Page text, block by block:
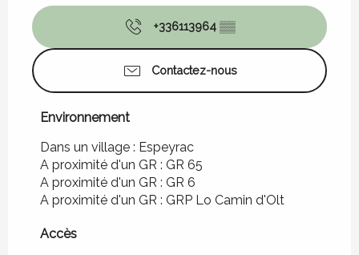
+336113964 ▒▒
Contactez-nous
Environnement
Environnement
Dans un village : Espeyrac
A proximité d'un GR : GR 65
A proximité d'un GR : GR 6
A proximité d'un GR : GRP Lo Camin d'Olt
Accès
Accès